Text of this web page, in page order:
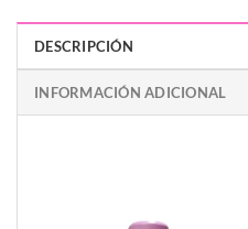
DESCRIPCIÓN
INFORMACIÓN ADICIONAL